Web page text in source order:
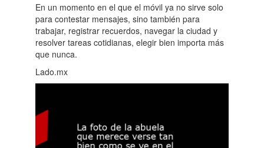
En un momento en el que el móvil ya no sirve solo
para contestar mensajes, sino también para
trabajar, registrar recuerdos, navegar la ciudad y
resolver tareas cotidianas, elegir bien importa más
que nunca.
Lado.mx